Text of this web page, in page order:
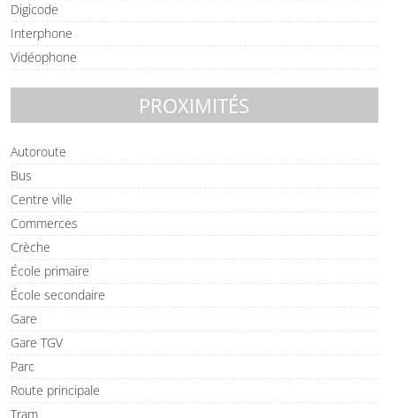
Digicode
Interphone
Vidéophone
PROXIMITÉS
Autoroute
Bus
Centre ville
Commerces
Crèche
École primaire
École secondaire
Gare
Gare TGV
Parc
Route principale
Tram